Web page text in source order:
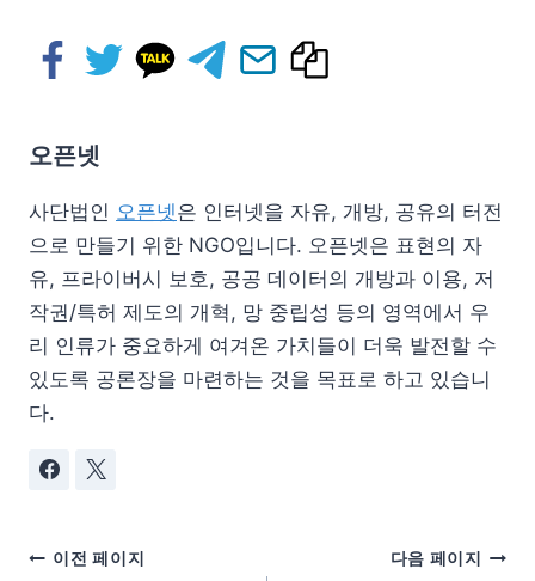
오픈넷
사단법인 오픈넷은 인터넷을 자유, 개방, 공유의 터전
으로 만들기 위한 NGO입니다. 오픈넷은 표현의 자
유, 프라이버시 보호, 공공 데이터의 개방과 이용, 저
작권/특허 제도의 개혁, 망 중립성 등의 영역에서 우
리 인류가 중요하게 여겨온 가치들이 더욱 발전할 수
있도록 공론장을 마련하는 것을 목표로 하고 있습니
다.
이전 페이지 다음 페이지